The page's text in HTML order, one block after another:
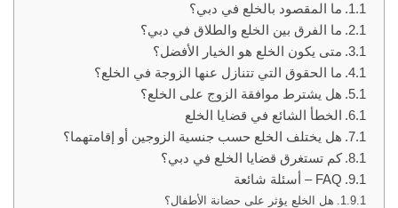
ما المقصود بالخلع في دبي؟
ما الفرق بين الخلع والطلاق في دبي؟
متى يكون الخلع هو الخيار الأفضل؟
ما الحقوق التي تتنازل عنها الزوجة في الخلع؟
هل يشترط موافقة الزوج على الخلع؟
الخطأ الشائع في قضايا الخلع
هل يختلف الخلع حسب جنسية الزوجين أو إقامتهما؟
كم تستغرق قضايا الخلع في دبي؟
FAQ – أسئلة شائعة
هل الخلع يؤثر على حضانة الأطفال؟